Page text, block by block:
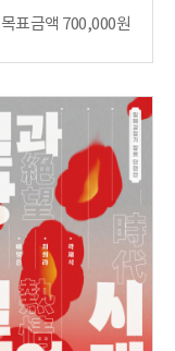
목표금액 700,000원